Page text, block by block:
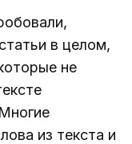
в целом,
не
из текста и